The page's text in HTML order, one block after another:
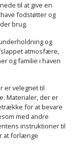
til at give en
fodstøtter og
brug.
og
atmosfære,
og familie i haven
er velegnet til
Materialer, der er
for at bevare
med andre
instruktioner til
at forlænge